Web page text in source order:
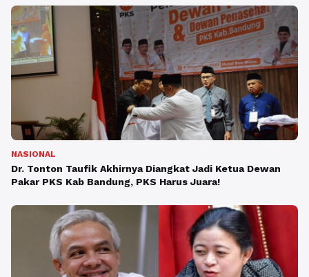
NASIONAL
Dr. Tonton Taufik Akhirnya Diangkat Jadi Ketua Dewan
Pakar PKS Kab Bandung, PKS Harus Juara!